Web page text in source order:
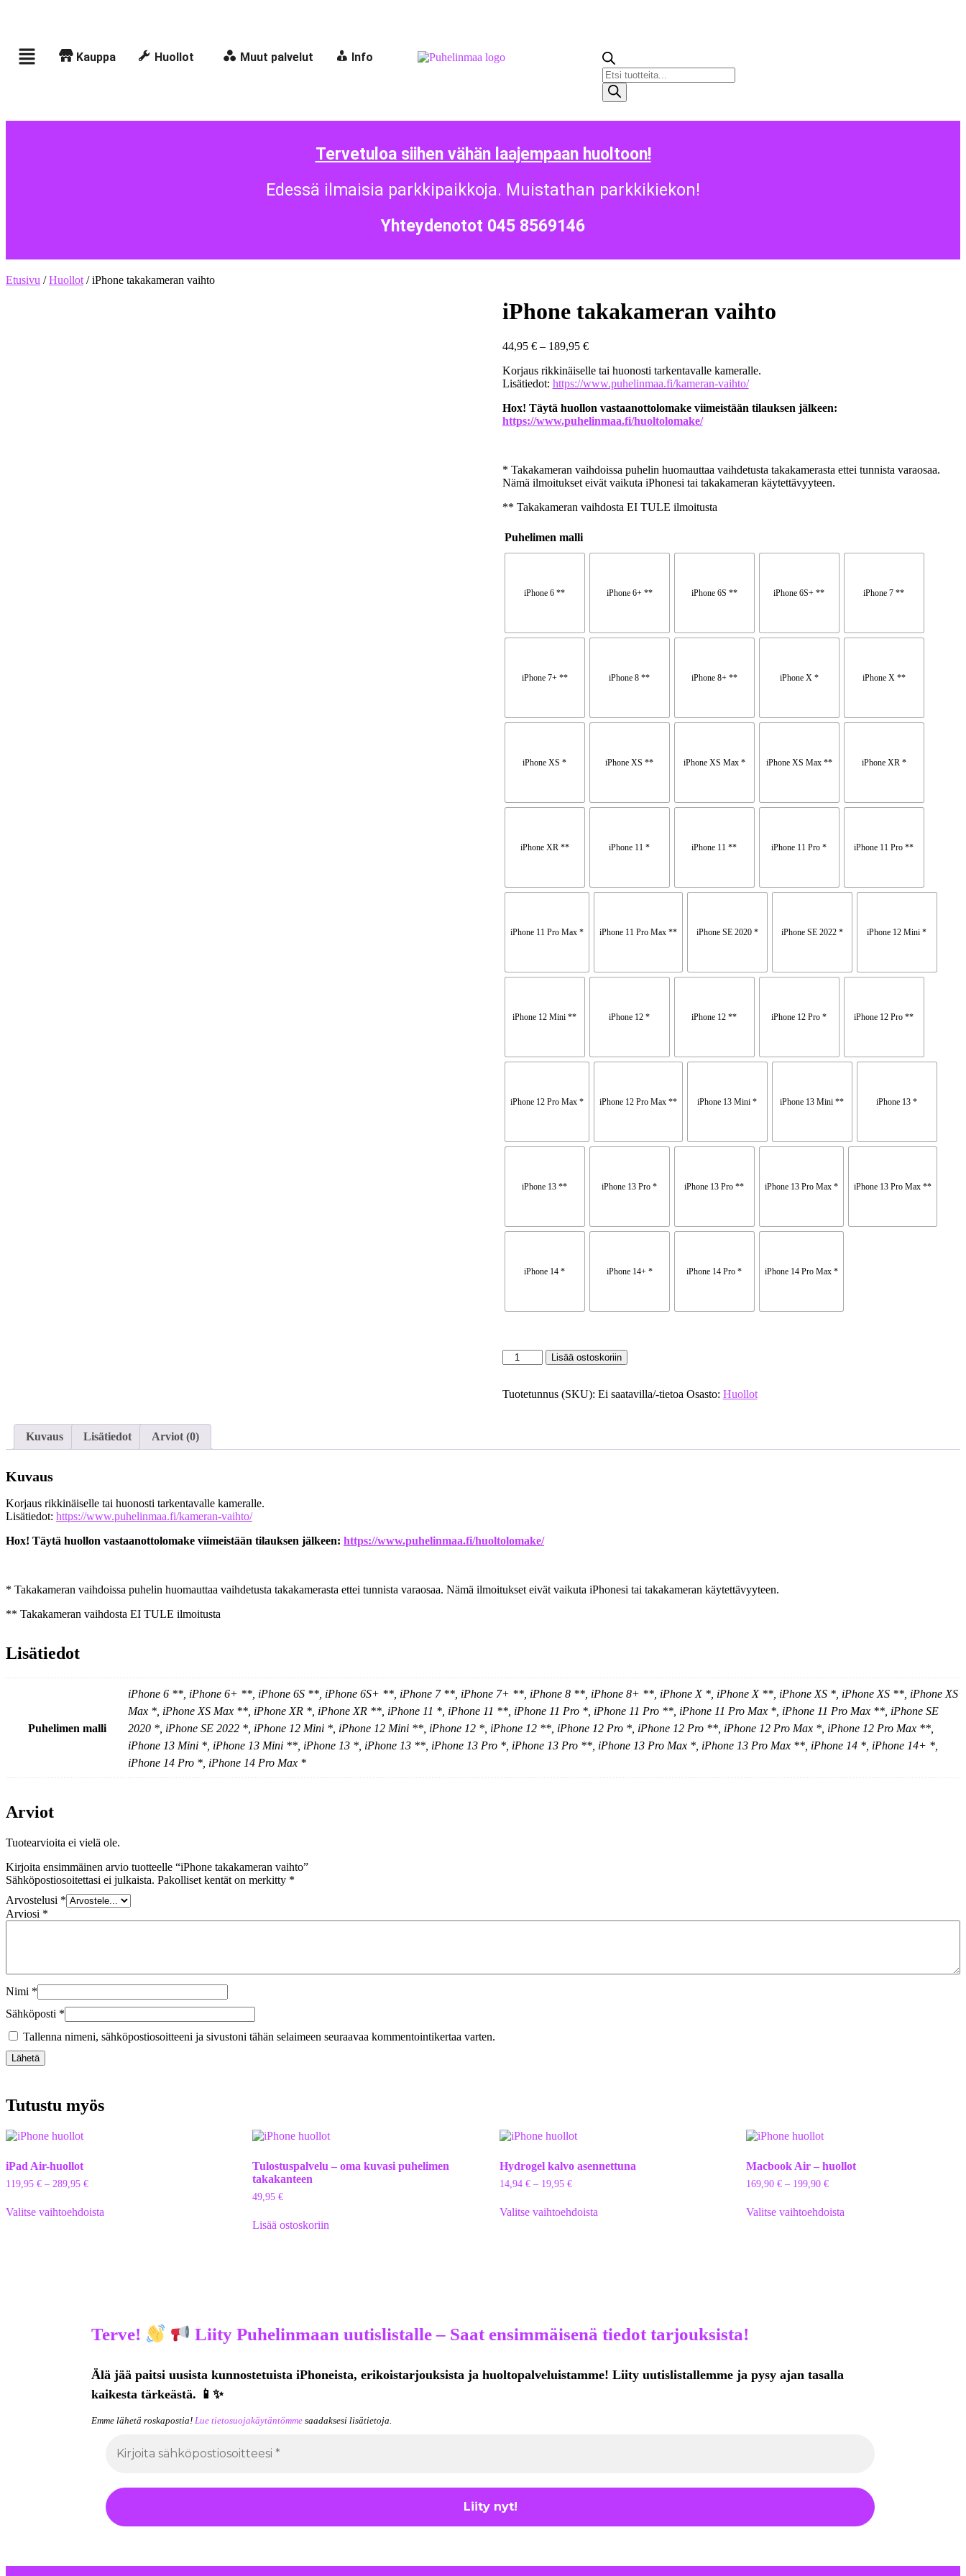
Kauppa Huollot Muut palvelut Info
Tervetuloa siihen vähän laajempaan huoltoon!
Edessä ilmaisia parkkipaikkoja. Muistathan parkkikiekon!
Yhteydenotot 045 8569146
Etusivu /Huollot / iPhone takakameran vaihto
iPhone takakameran vaihto
44,95 € – 189,95 €
Korjaus rikkinäiselle tai huonosti tarkentavalle kameralle.
Lisätiedot: https://www.puhelinmaa.fi/kameran-vaihto/
Hox! Täytä huollon vastaanottolomake viimeistään tilauksen jälkeen:
https://www.puhelinmaa.fi/huoltolomake/
* Takakameran vaihdoissa puhelin huomauttaa vaihdetusta takakamerasta ettei tunnista varaosaa.
Nämä ilmoitukset eivät vaikuta iPhonesi tai takakameran käytettävyyteen.
** Takakameran vaihdosta EI TULE ilmoitusta
Puhelimen malli
iPhone 6 ** iPhone 6+ ** iPhone 6S ** iPhone 6S+ ** iPhone 7 **
iPhone 7+ ** iPhone 8 ** iPhone 8+ ** iPhone X * iPhone X **
iPhone XS * iPhone XS ** iPhone XS Max * iPhone XS Max ** iPhone XR *
iPhone XR ** iPhone 11 * iPhone 11 ** iPhone 11 Pro * iPhone 11 Pro **
iPhone 11 Pro Max * iPhone 11 Pro Max ** iPhone SE 2020 * iPhone SE 2022 * iPhone 12 Mini *
iPhone 12 Mini ** iPhone 12 * iPhone 12 ** iPhone 12 Pro * iPhone 12 Pro **
iPhone 12 Pro Max * iPhone 12 Pro Max ** iPhone 13 Mini * iPhone 13 Mini ** iPhone 13 *
iPhone 13 ** iPhone 13 Pro * iPhone 13 Pro ** iPhone 13 Pro Max * iPhone 13 Pro Max **
iPhone 14 * iPhone 14+ * iPhone 14 Pro * iPhone 14 Pro Max *
Lisää ostoskoriin
Tuotetunnus (SKU): Ei saatavilla/-tietoa Osasto: Huollot
Kuvaus Lisätiedot Arviot (0)
Kuvaus
Korjaus rikkinäiselle tai huonosti tarkentavalle kameralle.
Lisätiedot: https://www.puhelinmaa.fi/kameran-vaihto/
Hox! Täytä huollon vastaanottolomake viimeistään tilauksen jälkeen: https://www.puhelinmaa.fi/huoltolomake/
* Takakameran vaihdoissa puhelin huomauttaa vaihdetusta takakamerasta ettei tunnista varaosaa. Nämä ilmoitukset eivät vaikuta iPhonesi tai takakameran käytettävyyteen.
** Takakameran vaihdosta EI TULE ilmoitusta
Lisätiedot
Puhelimen malli
iPhone 6 **, iPhone 6+ **, iPhone 6S **, iPhone 6S+ **, iPhone 7 **, iPhone 7+ **, iPhone 8 **, iPhone 8+ **, iPhone X *, iPhone X **, iPhone XS *, iPhone XS **, iPhone XS
Max *, iPhone XS Max **, iPhone XR *, iPhone XR **, iPhone 11 *, iPhone 11 **, iPhone 11 Pro *, iPhone 11 Pro **, iPhone 11 Pro Max *, iPhone 11 Pro Max **, iPhone SE
2020 *, iPhone SE 2022 *, iPhone 12 Mini *, iPhone 12 Mini **, iPhone 12 *, iPhone 12 **, iPhone 12 Pro *, iPhone 12 Pro **, iPhone 12 Pro Max *, iPhone 12 Pro Max **,
iPhone 13 Mini *, iPhone 13 Mini **, iPhone 13 *, iPhone 13 **, iPhone 13 Pro *, iPhone 13 Pro **, iPhone 13 Pro Max *, iPhone 13 Pro Max **, iPhone 14 *, iPhone 14+ *,
iPhone 14 Pro *, iPhone 14 Pro Max *
Arviot
Tuotearvioita ei vielä ole.
Kirjoita ensimmäinen arvio tuotteelle “iPhone takakameran vaihto”
Sähköpostiosoitettasi ei julkaista. Pakolliset kentät on merkitty *
Arvostelusi *
Arviosi *
Nimi *
Sähköposti *
Tallenna nimeni, sähköpostiosoitteeni ja sivustoni tähän selaimeen seuraavaa kommentointikertaa varten.
Tutustu myös
iPad Air-huollot
119,95 € – 289,95 €
Valitse vaihtoehdoista
Tulostuspalvelu – oma kuvasi puhelimen
takakanteen
49,95€
Lisää ostoskoriin
Hydrogel kalvo asennettuna
14,94 € – 19,95 €
Valitse vaihtoehdoista
Macbook Air – huollot
169,90 € – 199,90 €
Valitse vaihtoehdoista
Terve! Liity Puhelinmaan uutislistalle – Saat ensimmäisenä tiedot tarjouksista!
Älä jää paitsi uusista kunnostetuista iPhoneista, erikoistarjouksista ja huoltopalveluistamme! Liity uutislistallemme ja pysy ajan tasalla
kaikesta tärkeästä. 📱✨
Emme lähetä roskapostia! Lue tietosuojakäytäntömme saadaksesi lisätietoja.